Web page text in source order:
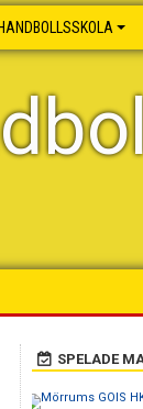
HANDBOLLSSKOLA
SPELADE
Mörrums GOIS